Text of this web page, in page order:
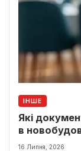
ІНШЕ
Які
в
16 Липня, 2026